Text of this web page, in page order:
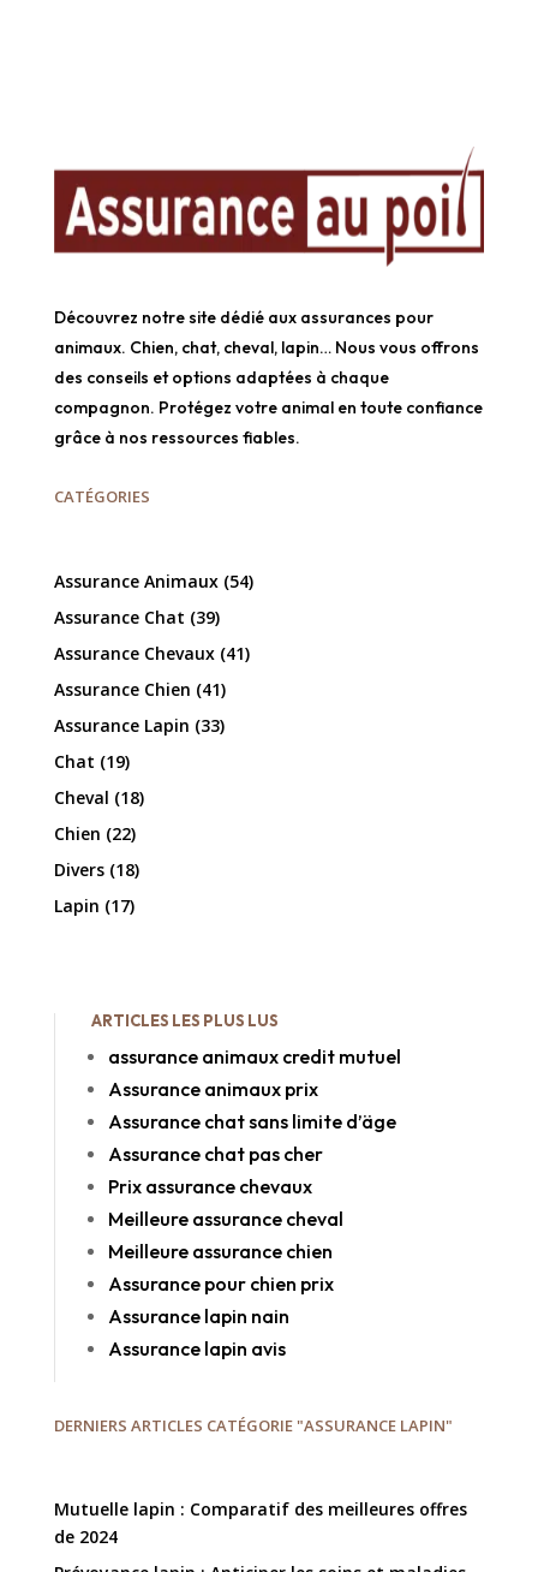
Découvrez notre site dédié aux assurances pour
animaux. Chien, chat, cheval, lapin… Nous vous offrons
des conseils et options adaptées à chaque
compagnon. Protégez votre animal en toute confiance
grâce à nos ressources fiables.
CATÉGORIES
Assurance Animaux(54)
Assurance Chat (39)
Assurance Chevaux(41)
Assurance Chien (41)
Assurance Lapin (33)
Chat (19)
Cheval (18)
Chien (22)
Divers(18)
Lapin (17)
ARTICLES LES PLUS LUS
assurance animaux credit mutuel
Assurance animaux prix
Assurance chat sans limite d’äge
Assurance chat pas cher
Prix assurance chevaux
Meilleure assurance cheval
Meilleure assurance chien
Assurance pour chien prix
Assurance lapin nain
Assurance lapin avis
DERNIERS ARTICLES CATÉGORIE "ASSURANCE LAPIN"
Mutuelle lapin : Comparatif des meilleures offres
de 2024